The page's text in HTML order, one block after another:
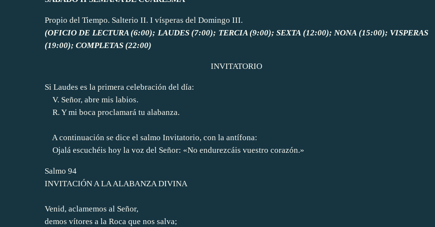
Propio del Tiempo. Salterio II. I vísperas del Domingo III.
(OFICIO DE LECTURA (6:00); LAUDES (7:00); TERCIA (9:00); SEXTA (12:00); NONA (15:00); VISPERAS
(19:00); COMPLETAS (22:00)
INVITATORIO
Si Laudes es la primera celebración del día:
V. Señor, abre mis labios.
R. Y mi boca proclamará tu alabanza.
A continuación se dice el salmo Invitatorio, con la antífona:
Ojalá escuchéis hoy la voz del Señor: «No endurezcáis vuestro corazón.»
Salmo 94
INVITACIÓN A LA ALABANZA DIVINA
Venid, aclamemos al Señor,
demos vítores a la Roca que nos salva;